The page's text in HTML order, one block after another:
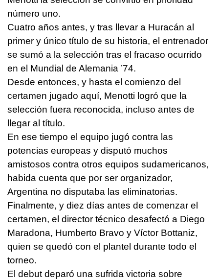
número uno.
Cuatro años antes, y tras llevar a Huracán al
primer y único título de su historia, el entrenador
se sumó a la selección tras el fracaso ocurrido
en el Mundial de Alemania ’74.
Desde entonces, y hasta el comienzo del
certamen jugado aquí, Menotti logró que la
selección fuera reconocida, incluso antes de
llegar al título.
En ese tiempo el equipo jugó contra las
potencias europeas y disputó muchos
amistosos contra otros equipos sudamericanos,
habida cuenta que por ser organizador,
Argentina no disputaba las eliminatorias.
Finalmente, y diez días antes de comenzar el
certamen, el director técnico desafectó a Diego
Maradona, Humberto Bravo y Víctor Bottaniz,
quien se quedó con el plantel durante todo el
torneo.
El debut deparó una sufrida victoria sobre